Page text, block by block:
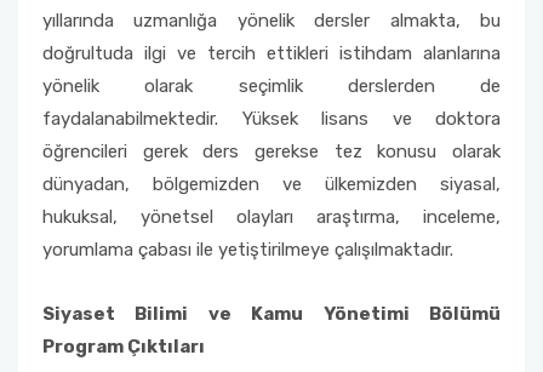
yıllarında uzmanlığa yönelik dersler almakta, bu
doğrultuda ilgi ve tercih ettikleri istihdam alanlarına
yönelik olarak seçimlik derslerden de
faydalanabilmektedir. Yüksek lisans ve doktora
öğrencileri gerek ders gerekse tez konusu olarak
dünyadan, bölgemizden ve ülkemizden siyasal,
hukuksal, yönetsel olayları araştırma, inceleme,
yorumlama çabası ile yetiştirilmeye çalışılmaktadır.
Siyaset Bilimi ve Kamu Yönetimi Bölümü
Program Çıktıları